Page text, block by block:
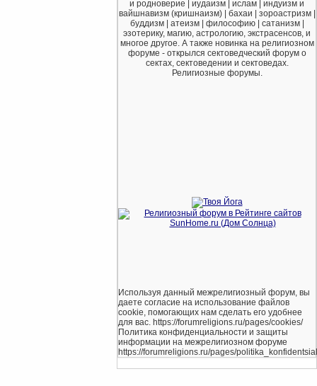
и родноверие | иудаизм | ислам | индуизм и
вайшнавизм (кришнаизм) | бахаи | зороастризм |
буддизм | атеизм | философию | сатанизм |
эзотерику, магию, астрологию, экстрасенсов, и
многое другое. А также новинка на религиозном
форуме - открылся сектоведческий форум о
сектах, сектоведении и сектоведах.
Религиозные форумы.
Используя данный межрелигиозный форум, вы
даете согласие на использование файлов
cookie, помогающих нам сделать его удобнее
для вас. https://forumreligions.ru/pages/cookies/
Политика конфиденциальности и защиты
информации на межрелигиозном форуме
https://forumreligions.ru/pages/